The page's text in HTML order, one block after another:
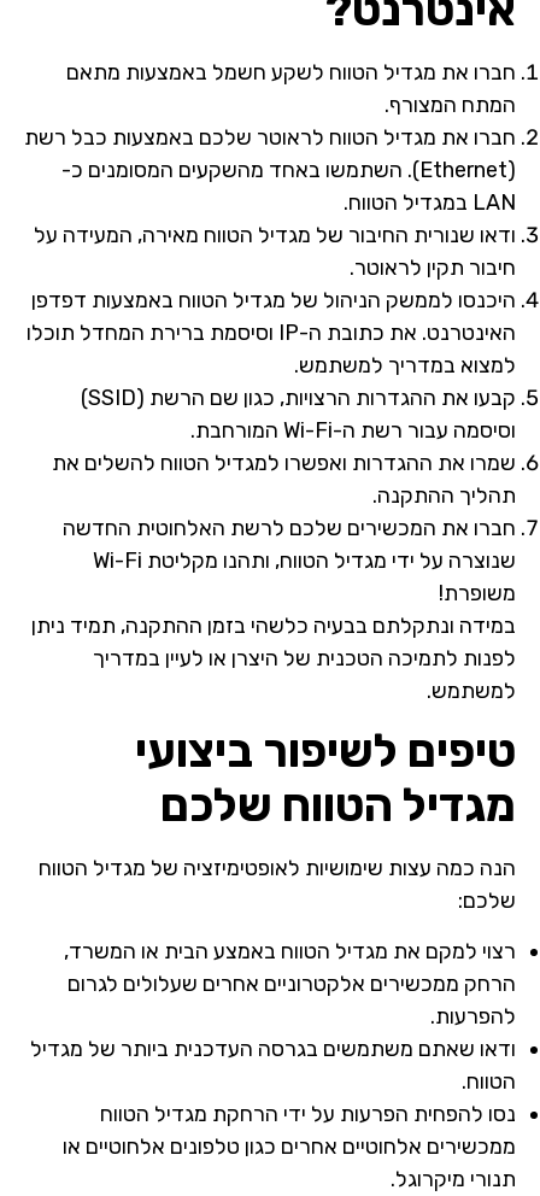
חברו את מגדיל הטווח לשקע חשמל באמצעות מתאם
המתח המצורף.
חברו את מגדיל הטווח לראוטר שלכם באמצעות כבל רשת
(Ethernet). השתמשו באחד מהשקעים המסומנים כ-
LAN במגדיל הטווח.
ודאו שנורית החיבור של מגדיל הטווח מאירה, המעידה על
חיבור תקין לראוטר.
היכנסו לממשק הניהול של מגדיל הטווח באמצעות דפדפן
האינטרנט. את כתובת ה-IP וסיסמת ברירת המחדל תוכלו
למצוא במדריך למשתמש.
קבעו את ההגדרות הרצויות, כגון שם הרשת (SSID)
וסיסמה עבור רשת ה-Wi-Fi המורחבת.
שמרו את ההגדרות ואפשרו למגדיל הטווח להשלים את
תהליך ההתקנה.
חברו את המכשירים שלכם לרשת האלחוטית החדשה
שנוצרה על ידי מגדיל הטווח, ותהנו מקליטת Wi-Fi
משופרת!
במידה ונתקלתם בבעיה כלשהי בזמן ההתקנה, תמיד ניתן
לפנות לתמיכה הטכנית של היצרן או לעיין במדריך
למשתמש.
טיפים לשיפור ביצועי
מגדיל הטווח שלכם
הנה כמה עצות שימושיות לאופטימיזציה של מגדיל הטווח
שלכם:
רצוי למקם את מגדיל הטווח באמצע הבית או המשרד,
הרחק ממכשירים אלקטרוניים אחרים שעלולים לגרום
להפרעות.
ודאו שאתם משתמשים בגרסה העדכנית ביותר של מגדיל
הטווח.
נסו להפחית הפרעות על ידי הרחקת מגדיל הטווח
ממכשירים אלחוטיים אחרים כגון טלפונים אלחוטיים או
תנורי מיקרוגל.